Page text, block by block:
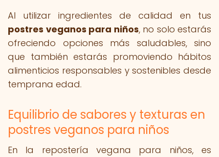
Al utilizar ingredientes de calidad en tus
postres veganos para niños, no solo estarás
ofreciendo opciones más saludables, sino
que también estarás promoviendo hábitos
alimenticios responsables y sostenibles desde
temprana edad.
Equilibrio de sabores y texturas en
postres veganos para niños
En la repostería vegana para niños, es